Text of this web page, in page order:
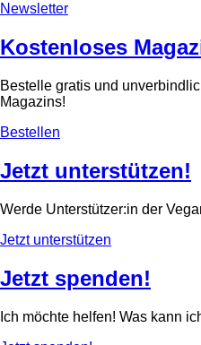
Newsletter
Kostenloses
Bestelle gratis und
Magazins!
Bestellen
Jetzt unterstützen!
Werde Unterstützer:in der
Jetzt unterstützen
Jetzt spenden!
Ich möchte helfen! Was kann